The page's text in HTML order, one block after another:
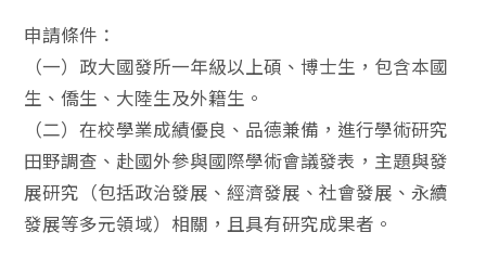
申請條件：
（一）政大國發所一年級以上碩、博士生，包含本國
生、僑生、大陸生及外籍生。
（二）在校學業成績優良、品德兼備，進行學術研究
田野調查、赴國外參與國際學術會議發表，主題與發
展研究（包括政治發展、經濟發展、社會發展、永續
發展等多元領域）相關，且具有研究成果者。